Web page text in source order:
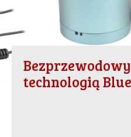
technologią